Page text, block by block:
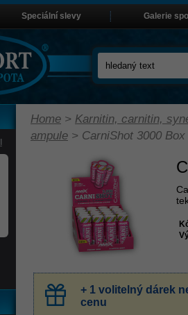
Home > Karnitin, carnitin,
ampule > CarniShot 3000
+ 1 volitelný dárek
cenu
Speciální slevy Galerie